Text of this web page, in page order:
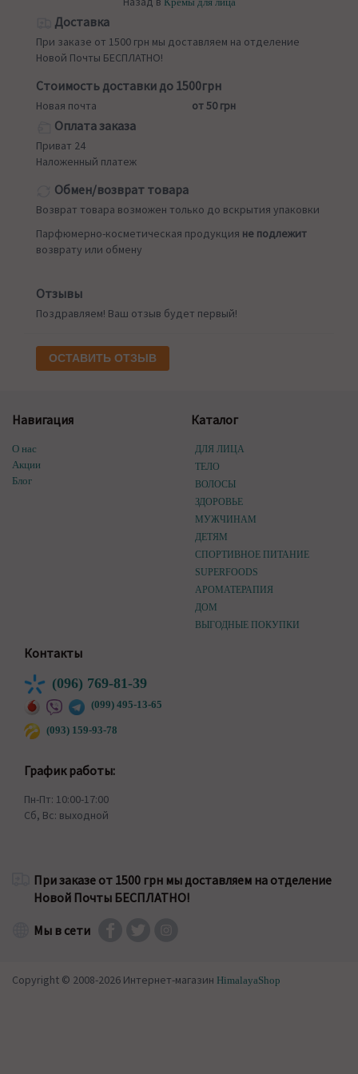
Доставка
При заказе от 1500 грн мы доставляем на отделение
Новой Почты БЕСПЛАТНО!
Стоимость доставки до 1500грн
Новая почта от 50 грн
Оплата заказа
Приват 24
Наложенный платеж
Обмен/возврат товара
Возврат товара возможен только до вскрытия упаковки
Парфюмерно-косметическая продукция не подлежит
возврату или обмену
Отзывы
Поздравляем! Ваш отзыв будет первый!
ОСТАВИТЬ ОТЗЫВ
Навигация
О нас
Акции
Блог
Каталог
ДЛЯ ЛИЦА
ТЕЛО
ВОЛОСЫ
ЗДОРОВЬЕ
МУЖЧИНАМ
ДЕТЯМ
СПОРТИВНОЕ ПИТАНИЕ
SUPERFOODS
АРОМАТЕРАПИЯ
ДОМ
ВЫГОДНЫЕ ПОКУПКИ
Контакты
(096) 769-81-39
(099) 495-13-65
(093) 159-93-78
График работы:
Пн-Пт: 10:00-17:00
Сб, Вс: выходной
При заказе от 1500 грн мы доставляем на отделение
Новой Почты БЕСПЛАТНО!
Мы в сети
Copyright © 2008-2026 Интернет-магазин HimalayaShop